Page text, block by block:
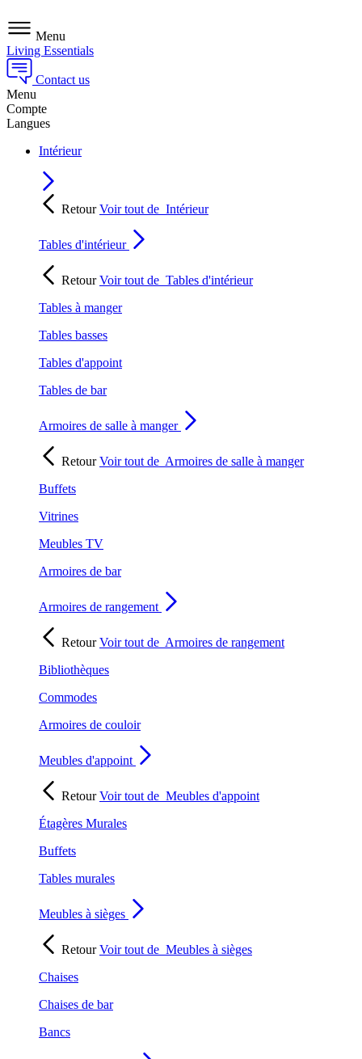
Menu
Living Essentials
Contact us
Menu
Compte
Langues
Intérieur
RetourVoir tout de Intérieur
Tables d'intérieur
RetourVoir tout de Tables d'intérieur
Tables à manger
Tables basses
Tables d'appoint
Tables de bar
Armoires de salle à manger
RetourVoir tout de Armoires de salle à manger
Buffets
Vitrines
Meubles TV
Armoires de bar
Armoires de rangement
RetourVoir tout de Armoires de rangement
Bibliothèques
Commodes
Armoires de couloir
Meubles d'appoint
RetourVoir tout de Meubles d'appoint
Étagères Murales
Buffets
Tables murales
Meubles à sièges
RetourVoir tout de Meubles à sièges
Chaises
Chaises de bar
Bancs